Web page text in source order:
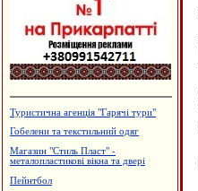
Лікувально-діагностичний центр
Виробництво вікон та дверей з ПВХ